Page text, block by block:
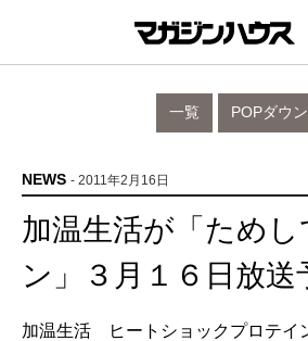
POPダウ
一覧
NEWS - 2011年2月16日
加温生活が「ためし
ン」３月１６日放送
加温生活 ヒートショックプロテイ